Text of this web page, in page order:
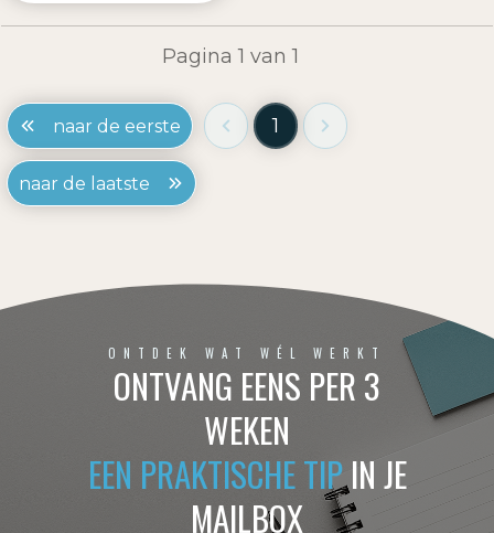
Pagina1 van1
naar de eerste 1
naar de laatste
ONTDEK WAT WÉL WERKT
ONTVANG EENS PER 3
WEKEN
EEN PRAKTISCHE TIPIN JE
MAILBOX